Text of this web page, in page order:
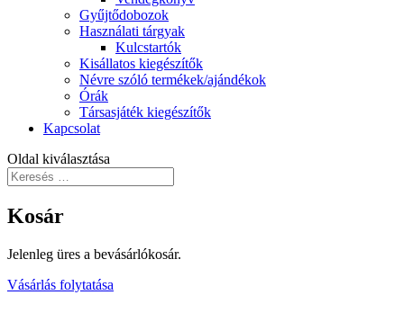
Gyűjtődobozok
Használati tárgyak
Kulcstartók
Kisállatos kiegészítők
Névre szóló termékek/ajándékok
Órák
Társasjáték kiegészítők
Kapcsolat
Oldal kiválasztása
Kosár
Jelenleg üres a bevásárlókosár.
Vásárlás folytatása